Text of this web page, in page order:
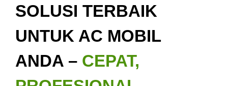
SOLUSI TERBAIK
UNTUK AC MOBIL
ANDA – CEPAT,